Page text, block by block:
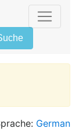
German